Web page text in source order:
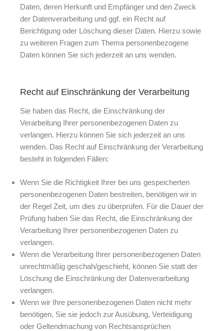
Daten, deren Herkunft und Empfänger und den Zweck
der Datenverarbeitung und ggf. ein Recht auf
Berichtigung oder Löschung dieser Daten. Hierzu sowie
zu weiteren Fragen zum Thema personenbezogene
Daten können Sie sich jederzeit an uns wenden.
Recht auf Einschränkung der Verarbeitung
Sie haben das Recht, die Einschränkung der
Verarbeitung Ihrer personenbezogenen Daten zu
verlangen. Hierzu können Sie sich jederzeit an uns
wenden. Das Recht auf Einschränkung der Verarbeitung
besteht in folgenden Fällen:
Wenn Sie die Richtigkeit Ihrer bei uns gespeicherten
personenbezogenen Daten bestreiten, benötigen wir in
der Regel Zeit, um dies zu überprüfen. Für die Dauer der
Prüfung haben Sie das Recht, die Einschränkung der
Verarbeitung Ihrer personenbezogenen Daten zu
verlangen.
Wenn die Verarbeitung Ihrer personenbezogenen Daten
unrechtmäßig geschah/geschieht, können Sie statt der
Löschung die Einschränkung der Datenverarbeitung
verlangen.
Wenn wir Ihre personenbezogenen Daten nicht mehr
benötigen, Sie sie jedoch zur Ausübung, Verteidigung
oder Geltendmachung von Rechtsansprüchen